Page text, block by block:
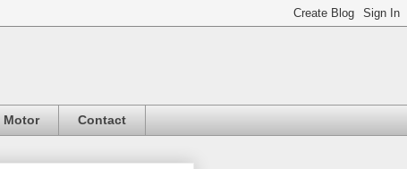
Motor Contact